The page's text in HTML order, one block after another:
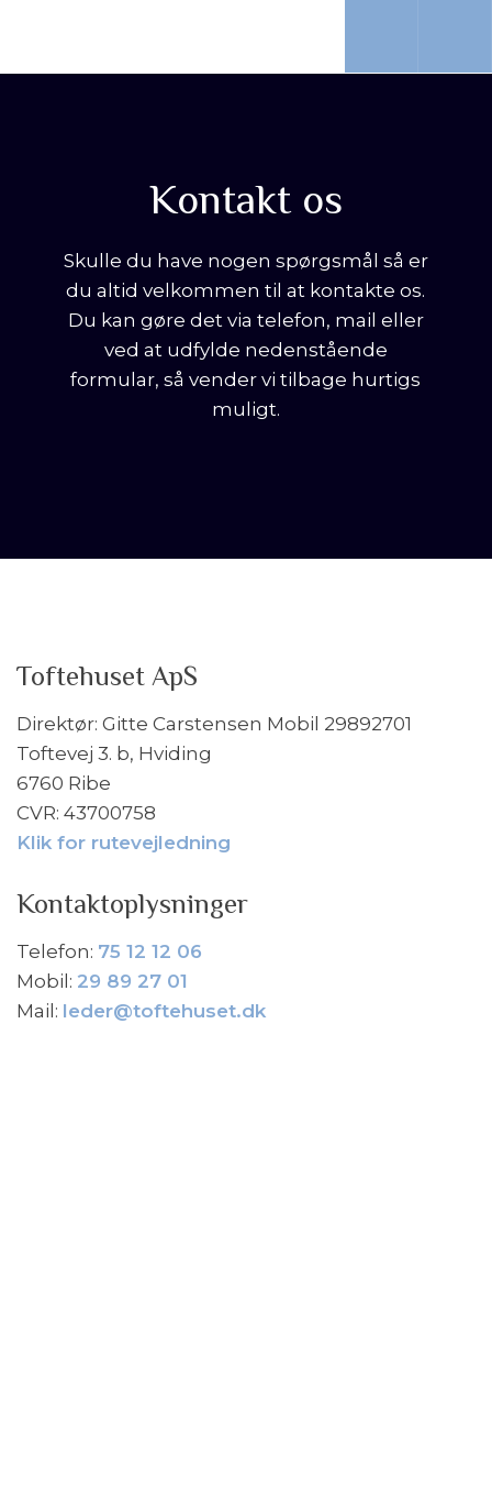
Kontakt os
Skulle du have nogen spørgsmål så er
du altid velkommen til at kontakte os.
Du kan gøre det via telefon, mail eller
ved at udfylde nedenstående
formular, så vender vi tilbage hurtigs
muligt.
Toftehuset ApS
Direktør: Gitte Carstensen​ Mobil 29892701
Toftevej 3. b, Hviding
6760 Ribe
CVR: 43700758
Klik for rutevejledning
Kontaktoplysninger
Telefon: 75 12 12 06
Mobil: 29 89 27 01
Mail: leder@toftehuset.dk